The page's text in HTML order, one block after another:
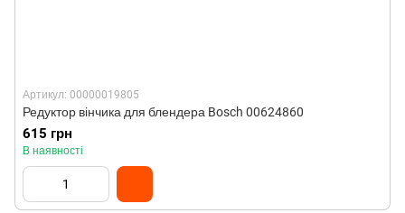
Артикул: 00000019805
Редуктор вінчика для блендера Bosch 00624860
615 грн
В наявності